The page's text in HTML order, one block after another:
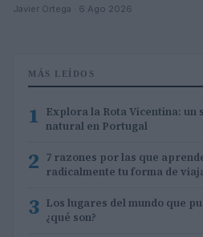
Javier Ortega · 6 Ago 2026
MÁS LEÍDOS
1 Explora la Rota Vicentina: un
natural en Portugal
2 7 razones por las que
radicalmente tu forma de
3 Los lugares del mundo que
¿qué son?